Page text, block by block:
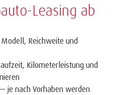
Leasing ab
Reichweite und
Kilometerleistung und
je nach Vorhaben werden